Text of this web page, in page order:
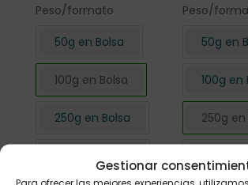
Gestionar
Para ofrecer las mejores experiencias,
Peso/formato
50g en Bolsa
100g en Bolsa
250g en Bolsa
Peso/
50g en
100g en
250g en